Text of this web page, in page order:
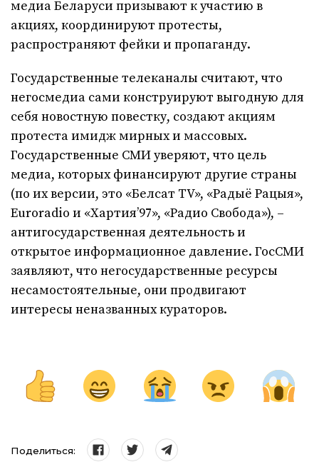
медиа Беларуси призывают к участию в
акциях, координируют протесты,
распространяют фейки и пропаганду.
Государственные телеканалы считают, что
негосмедиа сами конструируют выгодную для
себя новостную повестку, создают акциям
протеста имидж мирных и массовых.
Государственные СМИ уверяют, что цель
медиа, которых финансируют другие страны
(по их версии, это «Белсат TV», «Радыё Рацыя»,
Euroradio и «Хартия’97», «Радио Свобода»), –
антигосударственная деятельность и
открытое информационное давление. ГосСМИ
заявляют, что негосударственные ресурсы
несамостоятельные, они продвигают
интересы неназванных кураторов.
Поделиться: